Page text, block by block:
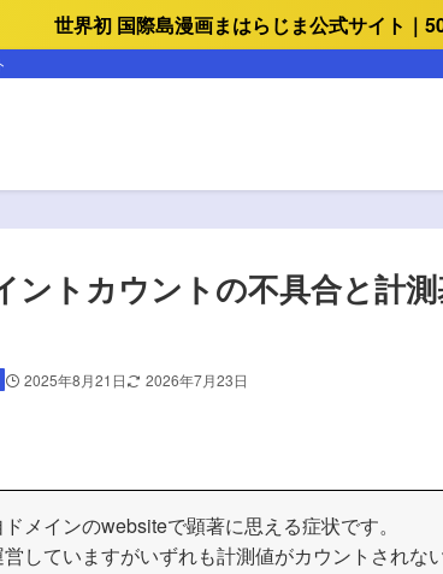
世界初 国際島漫画まはらじま公式サイト｜
ントカウントの不具合と計
2025年8月21日 2026年7月23日
メインのwebsiteで顕著に思える症状です。
していますがいずれも計測値がカウントされな